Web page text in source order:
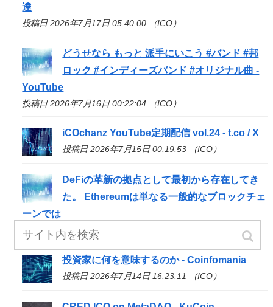
達
投稿日 2026年7月17日 05:40:00 （ICO）
どうせなら もっと 派手にいこう #バンド #邦
ロック #インディーズバンド #オリジナル曲 -
YouTube
投稿日 2026年7月16日 00:22:04 （ICO）
iCOchanz YouTube定期配信 vol.24 - t.co / X
投稿日 2026年7月15日 00:19:53 （ICO）
DeFiの革新の拠点として最初から存在してき
た。 Ethereumは単なる一般的なブロックチェ
ーンでは
投稿日 2026年7月14日 18:02:05 （ICO）
投資家に何を意味するのか - Coinfomania
投稿日 2026年7月14日 16:23:11 （ICO）